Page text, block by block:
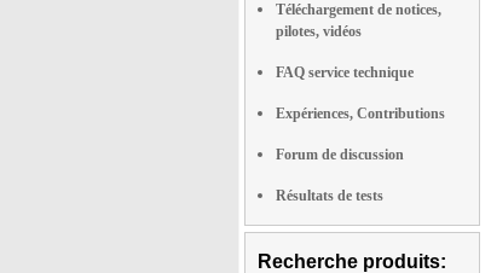
Téléchargement de notices,
pilotes, vidéos
FAQ service technique
Expériences, Contributions
Forum de discussion
Résultats de tests
Recherche produits: